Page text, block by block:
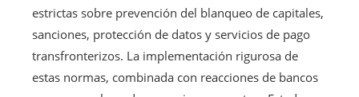
estrictas sobre prevención del blanqueo de capitales,
sanciones, protección de datos y servicios de pago
transfronterizos. La implementación rigurosa de
estas normas, combinada con reacciones de bancos